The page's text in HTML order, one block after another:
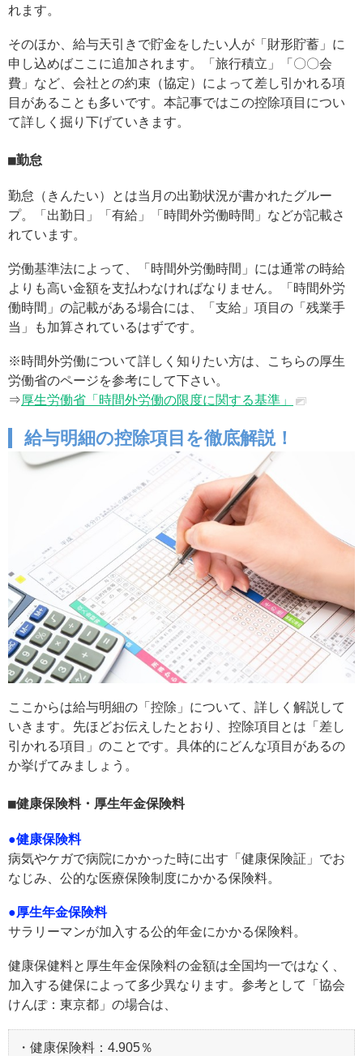
れます。
そのほか、給与天引きで貯金をしたい人が「財形貯蓄」に
申し込めばここに追加されます。「旅行積立」「〇〇会
費」など、会社との約束（協定）によって差し引かれる項
目があることも多いです。本記事ではこの控除項目につい
て詳しく掘り下げていきます。
勤怠
勤怠（きんたい）とは当月の出勤状況が書かれたグルー
プ。「出勤日」「有給」「時間外労働時間」などが記載さ
れています。
労働基準法によって、「時間外労働時間」には通常の時給
よりも高い金額を支払わなければなりません。「時間外労
働時間」の記載がある場合には、「支給」項目の「残業手
当」も加算されているはずです。
※時間外労働について詳しく知りたい方は、こちらの厚生
労働省のページを参考にして下さい。
⇒厚生労働省「時間外労働の限度に関する基準」
給与明細の控除項目を徹底解説！
ここからは給与明細の「控除」について、詳しく解説して
いきます。先ほどお伝えしたとおり、控除項目とは「差し
引かれる項目」のことです。具体的にどんな項目があるの
か挙げてみましょう。
健康保険料・厚生年金保険料
●健康保険料
病気やケガで病院にかかった時に出す「健康保険証」でお
なじみ、公的な医療保険制度にかかる保険料。
●厚生年金保険料
サラリーマンが加入する公的年金にかかる保険料。
健康保健料と厚生年金保険料の金額は全国均一ではなく、
加入する健保によって多少異なります。参考として「協会
けんぽ：東京都」の場合は、
・健康保険料：4.905％